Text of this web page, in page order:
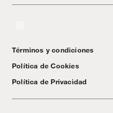
Textos Legales
Términos y condiciones
Política de Cookies
Política de Privacidad